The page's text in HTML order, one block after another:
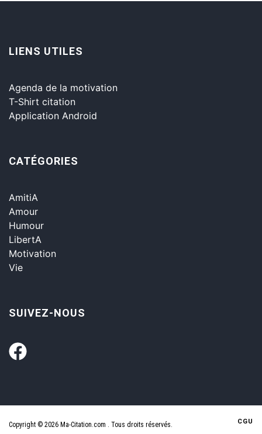
LIENS UTILES
Agenda de la motivation
T-Shirt citation
Application Android
CATÉGORIES
AmitiA
Amour
Humour
LibertA
Motivation
Vie
SUIVEZ-NOUS
Copyright © 2026 Ma-Citation.com . Tous droits réservés. CGU